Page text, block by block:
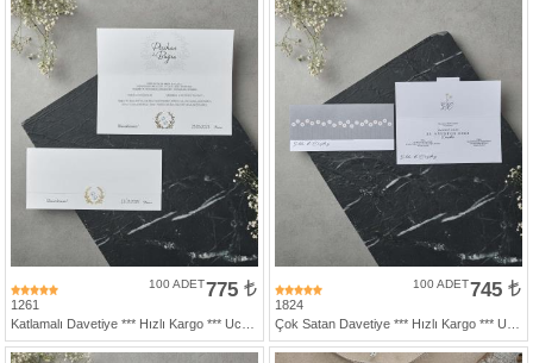
1261
775
100 ADET
1824
745
100 ADET